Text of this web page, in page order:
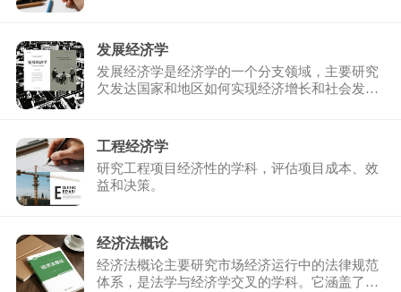
发展经济学
发展经济学是经济学的一个分支领域，主要研究
欠发达国家和地区如何实现经济增长和社会发展
工程经济学
研究工程项目经济性的学科，评估项目成本、效
益和决策。
经济法概论
经济法概论主要研究市场经济运行中的法律规范
体系，是法学与经济学交叉的学科。它涵盖了市